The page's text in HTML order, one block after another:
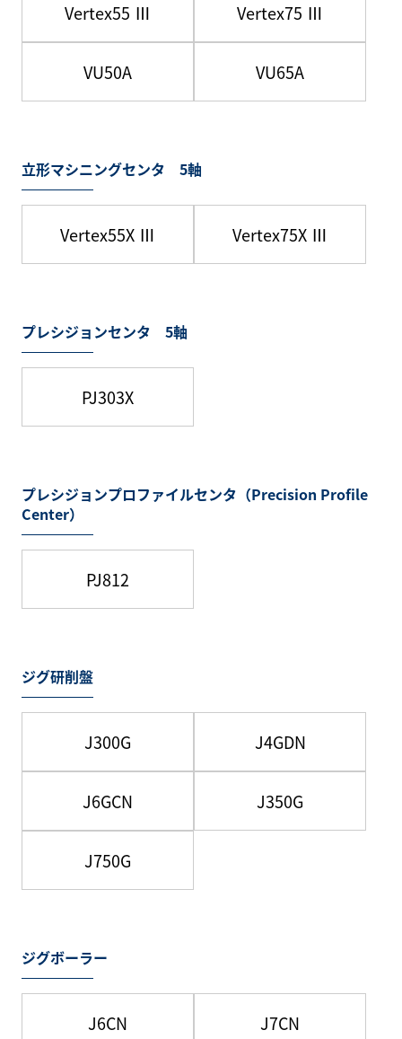
Vertex55 Ⅲ Vertex75 Ⅲ
VU50A VU65A
立形マシニングセンタ 5軸
Vertex55X Ⅲ Vertex75X Ⅲ
プレシジョンセンタ 5軸
PJ303X
プレシジョンプロファイルセンタ（Precision Profile
Center）
PJ812
ジグ研削盤
J300G J4GDN
J6GCN J350G
J750G
ジグボーラー
J6CN J7CN